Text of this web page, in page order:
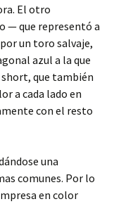
El otro
— que representó a
un toro salvaje,
azul a la que
short, que también
a cada lado en
con el resto
una
comunes. Por lo
en color